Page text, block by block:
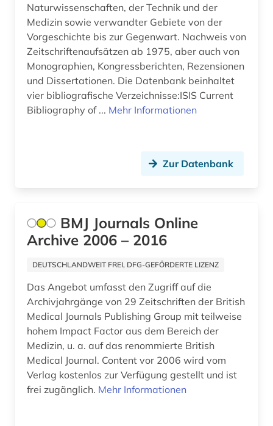
physiologie (1)
physiotherapie (2)
plastische chirurgie (1)
politik (3)
politische wissenschaft (2)
produktionstechnologie (2)
produktqualität (1)
proteomik (1)
prozessrecht (1)
prüfungsfrage (3)
prüfungsfragen (5)
psychiatrie (6)
psychologie (21)
psychophysik (1)
Naturwissenschaften, der Technik und der
Medizin sowie verwandter Gebiete von der
Vorgeschichte bis zur Gegenwart. Nachweis von
Zeitschriftenaufsätzen ab 1975, aber auch von
Monographien, Kongressberichten, Rezensionen
und Dissertationen. Die Datenbank beinhaltet
vier bibliografische Verzeichnisse:ISIS Current
Bibliography of ... Mehr Informationen
Zur Datenbank
BMJ Journals Online
Archive 2006 – 2016
DEUTSCHLANDWEIT FREI, DFG-GEFÖRDERTE LIZENZ
Das Angebot umfasst den Zugriff auf die
Archivjahrgänge von 29 Zeitschriften der British
Medical Journals Publishing Group mit teilweise
hohem Impact Factor aus dem Bereich der
Medizin, u. a. auf das renommierte British
Medical Journal. Content vor 2006 wird vom
Verlag kostenlos zur Verfügung gestellt und ist
frei zugänglich. Mehr Informationen